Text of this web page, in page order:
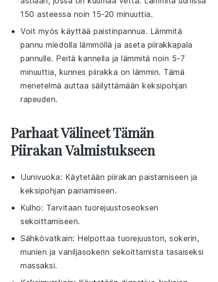
150 asteessa noin 15-20 minuuttia.
Voit myös käyttää paistinpannua. Lämmitä
pannu miedolla lämmöllä ja aseta piirakkapala
pannulle. Peitä kannella ja lämmitä noin 5-7
minuuttia, kunnes piirakka on lämmin. Tämä
menetelmä auttaa säilyttämäänkeksipohjan
rapeuden.
Parhaat Välineet Tämän
Piirakan Valmistukseen
Uunivuoka: Käytetään piirakan paistamiseen ja
keksipohjan painamiseen.
Kulho: Tarvitaan tuorejuustoseoksen
sekoittamiseen.
Sähkövatkain: Helpottaa tuorejuuston, sokerin,
munien ja vaniljasokerin sekoittamista tasaiseksi
massaksi.